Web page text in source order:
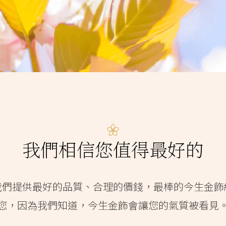
我們相信您值得最好的
提供最好的品質、合理的價錢，最棒的今生金
，因為我們知道，今生金飾會讓您的氣質被看見